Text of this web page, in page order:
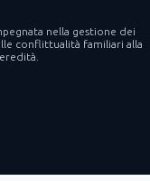
nella gestione dei
conflittualità familiari alla